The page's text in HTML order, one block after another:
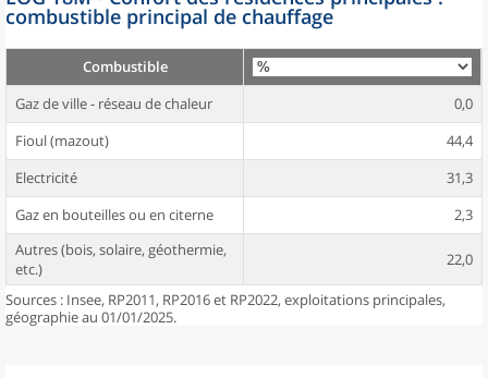
combustible principal de chauffage
Combustible
Gaz de ville - réseau de chaleur
0,0
Fioul (mazout)
44,4
Electricité
31,3
Gaz en bouteilles ou en citerne
2,3
Autres (bois, solaire, géothermie,
etc.)
22,0
Sources : Insee, RP2011, RP2016 et RP2022, exploitations principales,
géographie au 01/01/2025.